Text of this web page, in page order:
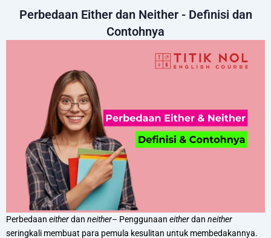
Perbedaan Either dan Neither - Definisi dan
Contohnya
Perbedaan eitherdan neither– Penggunaan eitherdan neither
seringkali membuat para pemula kesulitan untuk membedakannya.